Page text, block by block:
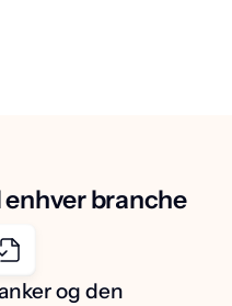
enhver branche
og den